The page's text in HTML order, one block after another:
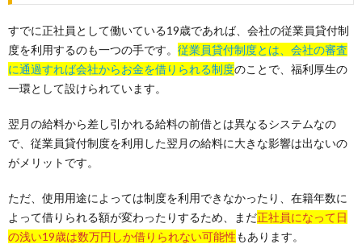
すでに正社員として働いている19歳であれば、会社の従業員貸付制
度を利用するのも一つの手です。 従業員貸付制度とは、会社の審査
に通過すれば会社からお金を借りられる制度のことで、福利厚生の
一環として設けられています。
翌月の給料から差し引かれる給料の前借とは異なるシステムなの
で、従業員貸付制度を利用した翌月の給料に大きな影響は出ないの
がメリットです。
ただ、使用用途によっては制度を利用できなかったり、在籍年数に
よって借りられる額が変わったりするため、まだ正社員になって日
の浅い19歳は数万円しか借りられない可能性もあります。